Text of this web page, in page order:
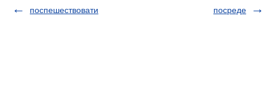
поспешествовати
посреде